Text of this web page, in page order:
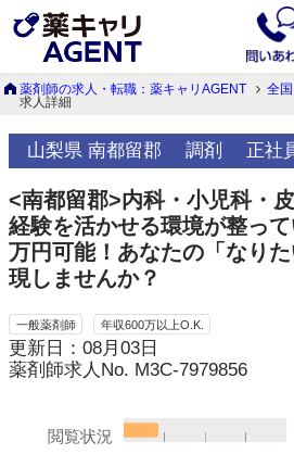
薬剤師の求人・転職：薬キャリAGENT 全国
求人詳細
山梨県 南都留郡 調剤 正社
<南都留郡>内科・小児科・
経験を活かせる環境が整っ
万円可能！あなたの「なり
現しませんか？
一般薬剤師 年収600万以上O.K.
更新日：08月03日
薬剤師求人No. M3C-7979856
閲覧状況